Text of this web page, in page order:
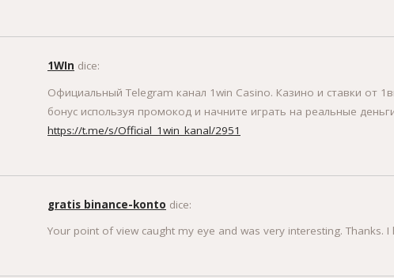
1WIn dice:
Официальный Telegram канал 1win Casinо. Казинo и ставки от
бонус используя промокод и начните играть на реальные
https://t.me/s/Official_1win_kanal/2951
gratis binance-konto dice:
Your point of view caught my eye and was very interesting. Thanks.